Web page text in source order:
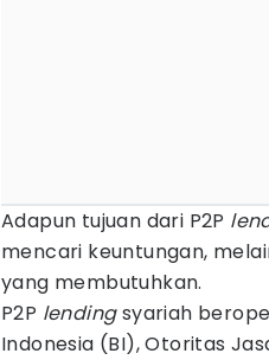
Adapun tujuan dari P2P
mencari keuntungan,
yang membutuhkan.
P2P lendingsyariah
Indonesia (BI), Otoritas